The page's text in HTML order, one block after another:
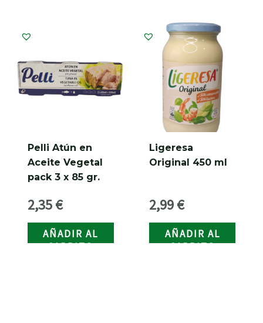
Pelli Atún en
Aceite Vegetal
pack 3 x 85 gr.
2,35€
AÑADIR AL
CARRITO
Ligeresa
Original 450 ml
2,99€
AÑADIR AL
CARRITO